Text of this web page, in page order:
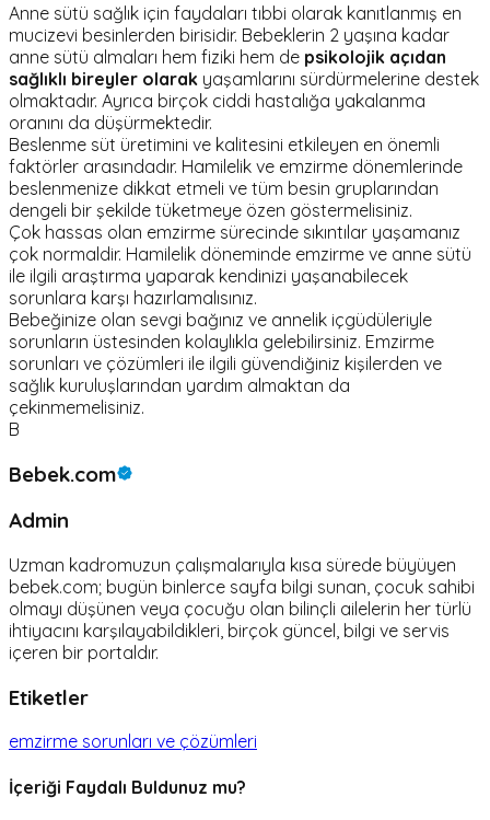
Anne sütü sağlık için faydaları tıbbi olarak kanıtlanmış en
mucizevi besinlerden birisidir. Bebeklerin 2 yaşına kadar
anne sütü almaları hem fiziki hem de psikolojik açıdan
sağlıklı bireyler olarak yaşamlarını sürdürmelerine destek
olmaktadır. Ayrıca birçok ciddi hastalığa yakalanma
oranını da düşürmektedir.
Beslenme süt üretimini ve kalitesini etkileyen en önemli
faktörler arasındadır. Hamilelik ve emzirme dönemlerinde
beslenmenize dikkat etmeli ve tüm besin gruplarından
dengeli bir şekilde tüketmeye özen göstermelisiniz.
Çok hassas olan emzirme sürecinde sıkıntılar yaşamanız
çok normaldir. Hamilelik döneminde emzirme ve anne sütü
ile ilgili araştırma yaparak kendinizi yaşanabilecek
sorunlara karşı hazırlamalısınız.
Bebeğinize olan sevgi bağınız ve annelik içgüdüleriyle
sorunların üstesinden kolaylıkla gelebilirsiniz. Emzirme
sorunları ve çözümleri ile ilgili güvendiğiniz kişilerden ve
sağlık kuruluşlarından yardım almaktan da
çekinmemelisiniz.
B
Bebek.com
Admin
Uzman kadromuzun çalışmalarıyla kısa sürede büyüyen
bebek.com; bugün binlerce sayfa bilgi sunan, çocuk sahibi
olmayı düşünen veya çocuğu olan bilinçli ailelerin her türlü
ihtiyacını karşılayabildikleri, birçok güncel, bilgi ve servis
içeren bir portaldır.
Etiketler
emzirme sorunları ve çözümleri
İçeriği Faydalı Buldunuz mu?